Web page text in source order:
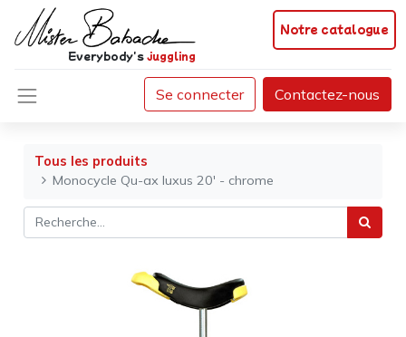
Notre catalogue
Everybody'sjuggling
Se connecter Contactez-nous
Tous les produits
Monocycle Qu-ax luxus 20' - chrome